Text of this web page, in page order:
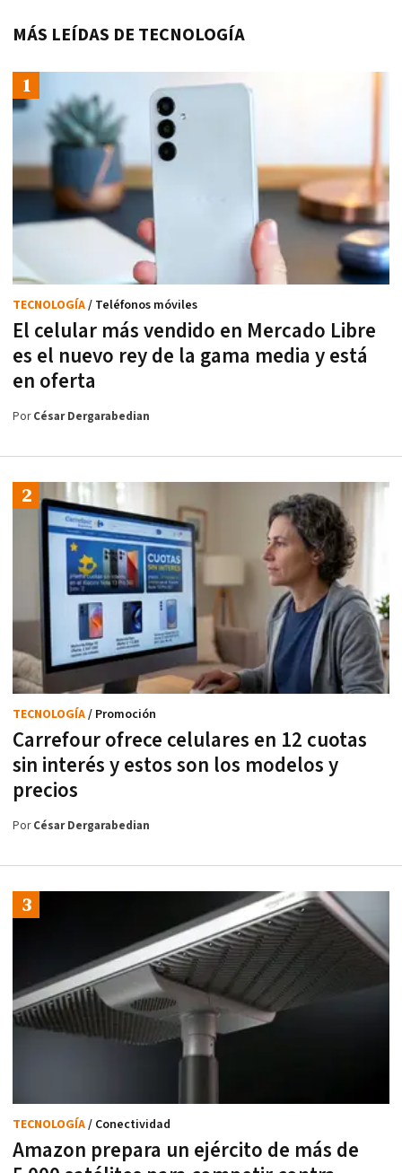
MÁS LEÍDAS DE TECNOLOGÍA
El celular más vendido en Mercado Libre
es el nuevo rey de la gama media y está
en oferta
TECNOLOGÍA/ Teléfonos móviles
PorCésar Dergarabedian
Carrefour ofrece celulares en 12 cuotas
sin interés y estos son los modelos y
precios
TECNOLOGÍA/ Promoción
PorCésar Dergarabedian
Amazon prepara un ejército de más de
TECNOLOGÍA/ Conectividad